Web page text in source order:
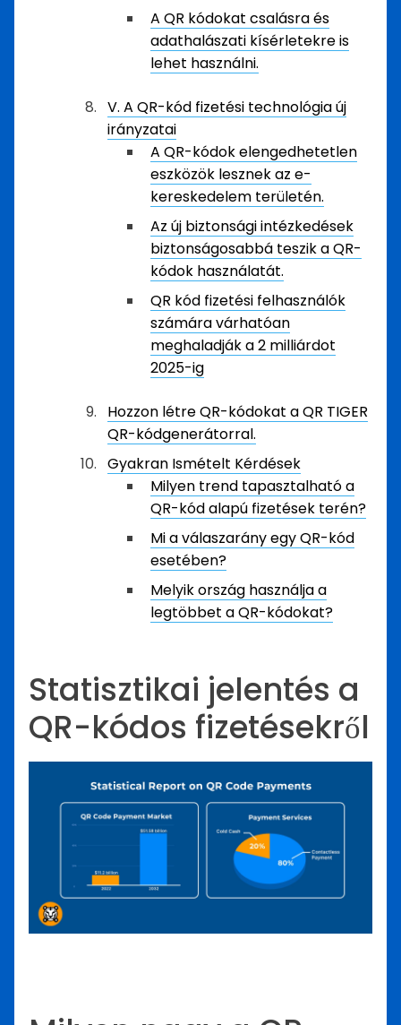
A QR kódokat csalásra és
adathalászati kísérletekre is
lehet használni.
V. A QR-kód fizetési technológia új
irányzatai
A QR-kódok elengedhetetlen
eszközök lesznek az e-
kereskedelem területén.
Az új biztonsági intézkedések
biztonságosabbá teszik a QR-
kódok használatát.
QR kód fizetési felhasználók
számára várhatóan
meghaladják a 2 milliárdot
2025-ig
Hozzon létre QR-kódokat a QR TIGER
QR-kódgenerátorral.
Gyakran Ismételt Kérdések
Milyen trend tapasztalható a
QR-kód alapú fizetések terén?
Mi a válaszarány egy QR-kód
esetében?
Melyik ország használja a
legtöbbet a QR-kódokat?
Statisztikai jelentés a
QR-kódos fizetésekről